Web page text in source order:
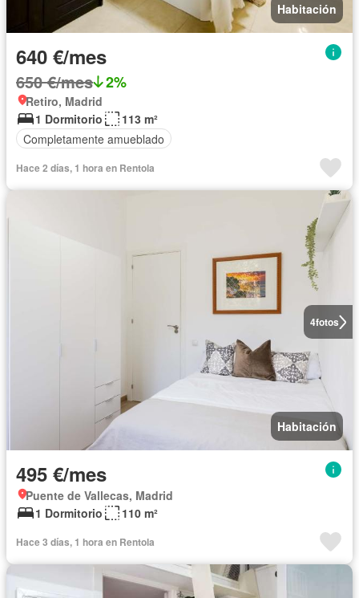
Habitación
640 €/mes
650 €/mes 2%
Retiro, Madrid
1 Dormitorio
113 m²
Completamente amueblado
Hace 2 días, 1 hora en Rentola
4fotos
Habitación
495 €/mes
Puente de Vallecas, Madrid
1 Dormitorio
110 m²
Hace 3 días, 1 hora en Rentola